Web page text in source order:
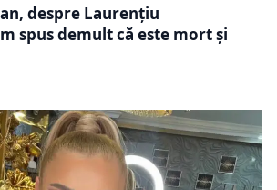
despre Laurențiu
spus demult că este mort și